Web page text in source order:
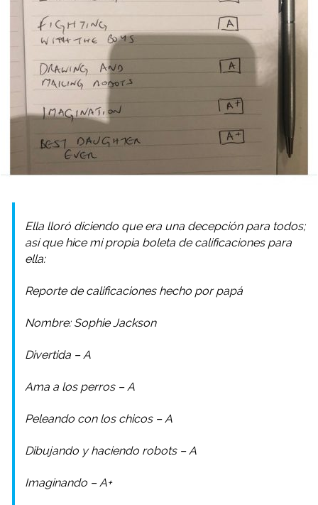
Ella lloró diciendo que era una decepción para todos;
así que hice mi propia boleta de calificaciones para
ella:
Reporte de calificaciones hecho por papá
Nombre: Sophie Jackson
Divertida – A
Ama a los perros – A
Peleando con los chicos – A
Dibujando y haciendo robots – A
Imaginando – A+